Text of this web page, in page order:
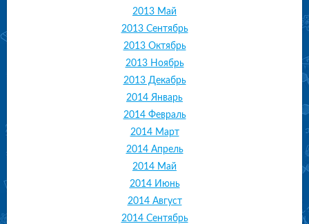
2013 Май
2013 Сентябрь
2013 Октябрь
2013 Ноябрь
2013 Декабрь
2014 Январь
2014 Февраль
2014 Март
2014 Апрель
2014 Май
2014 Июнь
2014 Август
2014 Сентябрь